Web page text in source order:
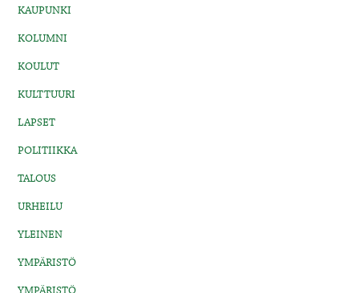
KAUPUNKI
KOLUMNI
KOULUT
KULTTUURI
LAPSET
POLITIIKKA
TALOUS
URHEILU
YLEINEN
YMPÄRISTÖ